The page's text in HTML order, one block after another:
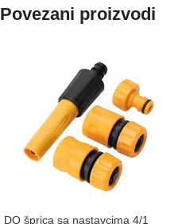
Povezani proizvodi
DQ šprica sa nastavcima 4/1